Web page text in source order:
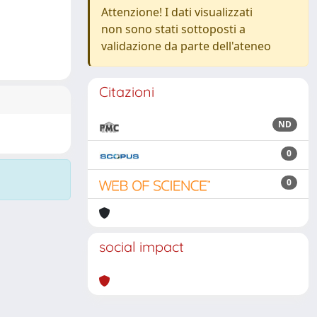
Attenzione! I dati visualizzati
non sono stati sottoposti a
validazione da parte dell'ateneo
Citazioni
ND
0
0
social impact